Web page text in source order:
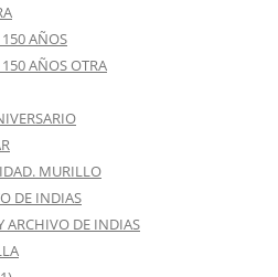
AÑOS
AÑOS OTRA
MURILLO
DE INDIAS
ARCHIVO DE INDIAS